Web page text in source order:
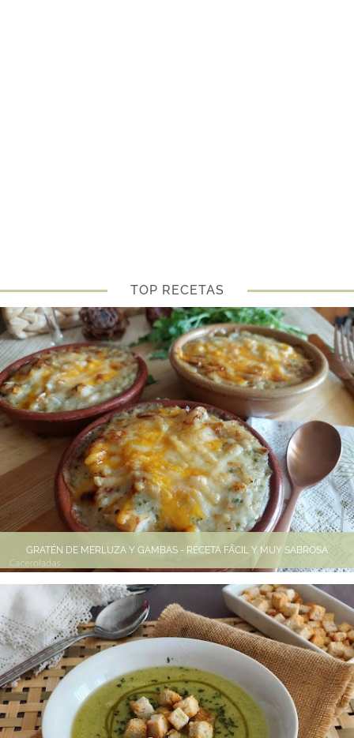
TOP RECETAS
GRATÉN DE MERLUZA Y GAMBAS - RECETA FÁCIL Y MUY SABROSA